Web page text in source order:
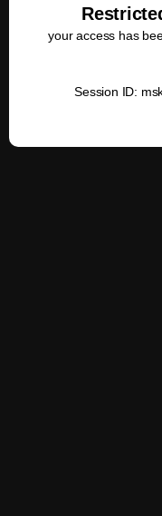
your access has
Session ID: